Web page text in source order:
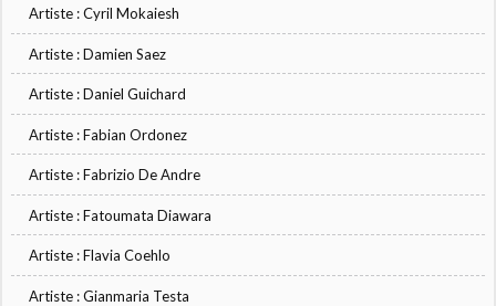
Artiste : Cyril Mokaiesh
Artiste : Damien Saez
Artiste : Daniel Guichard
Artiste : Fabian Ordonez
Artiste : Fabrizio De Andre
Artiste : Fatoumata Diawara
Artiste : Flavia Coehlo
Artiste : Gianmaria Testa